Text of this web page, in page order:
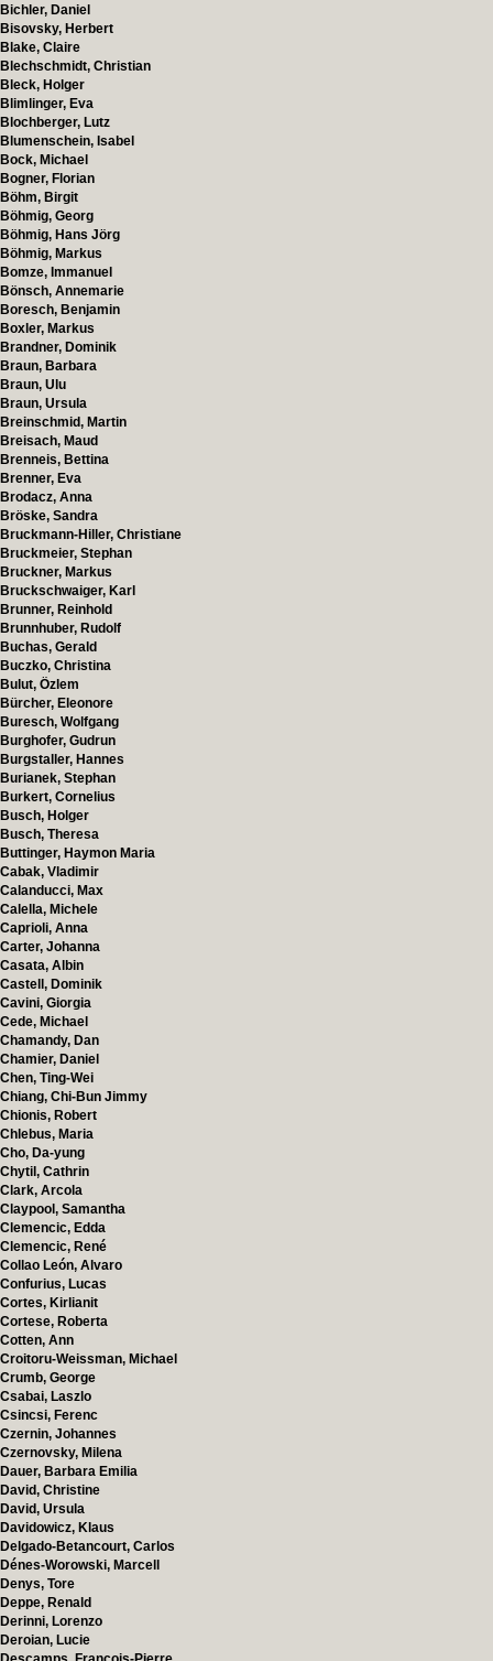
Bichler, Daniel
Bisovsky, Herbert
Blake, Claire
Blechschmidt, Christian
Bleck, Holger
Blimlinger, Eva
Blochberger, Lutz
Blumenschein, Isabel
Bock, Michael
Bogner, Florian
Böhm, Birgit
Böhmig, Georg
Böhmig, Hans Jörg
Böhmig, Markus
Bomze, Immanuel
Bönsch, Annemarie
Boresch, Benjamin
Boxler, Markus
Brandner, Dominik
Braun, Barbara
Braun, Ulu
Braun, Ursula
Breinschmid, Martin
Breisach, Maud
Brenneis, Bettina
Brenner, Eva
Brodacz, Anna
Bröske, Sandra
Bruckmann-Hiller, Christiane
Bruckmeier, Stephan
Bruckner, Markus
Bruckschwaiger, Karl
Brunner, Reinhold
Brunnhuber, Rudolf
Buchas, Gerald
Buczko, Christina
Bulut, Özlem
Bürcher, Eleonore
Buresch, Wolfgang
Burghofer, Gudrun
Burgstaller, Hannes
Burianek, Stephan
Burkert, Cornelius
Busch, Holger
Busch, Theresa
Buttinger, Haymon Maria
Cabak, Vladimir
Calanducci, Max
Calella, Michele
Caprioli, Anna
Carter, Johanna
Casata, Albin
Castell, Dominik
Cavini, Giorgia
Cede, Michael
Chamandy, Dan
Chamier, Daniel
Chen, Ting-Wei
Chiang, Chi-Bun Jimmy
Chionis, Robert
Chlebus, Maria
Cho, Da-yung
Chytil, Cathrin
Clark, Arcola
Claypool, Samantha
Clemencic, Edda
Clemencic, René
Collao León, Alvaro
Confurius, Lucas
Cortes, Kirlianit
Cortese, Roberta
Cotten, Ann
Croitoru-Weissman, Michael
Crumb, George
Csabai, Laszlo
Csincsi, Ferenc
Czernin, Johannes
Czernovsky, Milena
Dauer, Barbara Emilia
David, Christine
David, Ursula
Davidowicz, Klaus
Delgado-Betancourt, Carlos
Dénes-Worowski, Marcell
Denys, Tore
Deppe, Renald
Derinni, Lorenzo
Deroian, Lucie